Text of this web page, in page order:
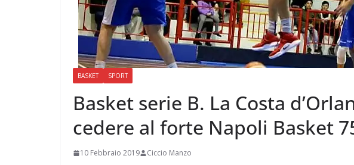
BASKET SPORT
Basket serie B. La Costa
cedere al forte Napoli Basket
10 Febbraio 2019 Ciccio Manzo